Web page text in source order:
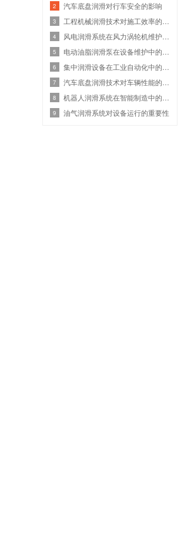
2 汽车底盘润滑对行车安全的影响
3
4
5
6
7
8
9 油气润滑系统对设备运行的重要性